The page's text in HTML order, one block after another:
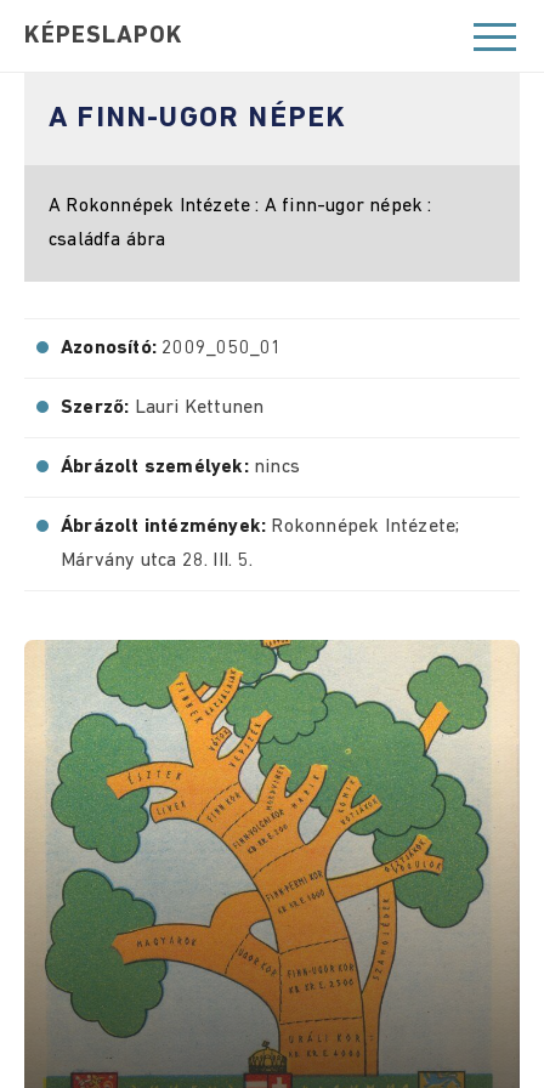
KÉPESLAPOK
A FINN-UGOR NÉPEK
A Rokonnépek Intézete : A finn-ugor népek :
családfa ábra
Azonosító: 2009_050_01
Szerző: Lauri Kettunen
Ábrázolt személyek: nincs
Ábrázolt intézmények: Rokonnépek Intézete;
Márvány utca 28. III. 5.